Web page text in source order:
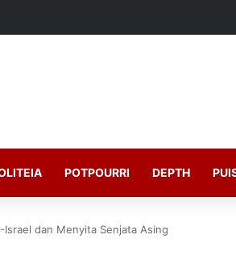
POTPOURRI DEPTH
dan Menyita Senjata Asing